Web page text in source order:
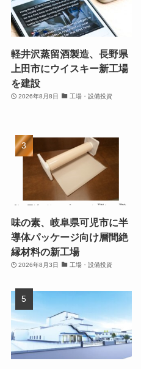
軽井沢蒸留酒製造、長野県
上田市にウイスキー新工場
を建設
2026年8月8日 工場・設備投資
味の素、岐阜県可児市に半
導体パッケージ向け層間絶
縁材料の新工場
2026年8月3日 工場・設備投資